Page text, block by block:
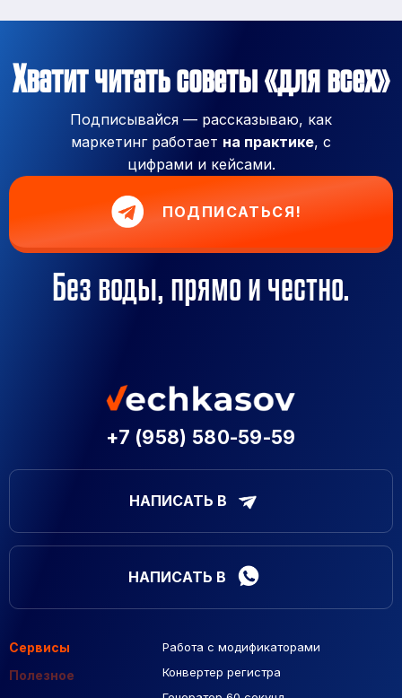
Хватит читать советы «для всех»
Подписывайся — рассказываю, как
маркетинг работает на практике, с
цифрами и кейсами.
ПОДПИСАТЬСЯ!
Без воды, прямо и честно.
+7 (958) 580-59-59
НАПИСАТЬ В
НАПИСАТЬ В
Сервисы
Полезное
Работа с модификаторами
Конвертер регистра
Подборка сайтов
Макеты Figma
Созданные сайты
Контекстная реклама